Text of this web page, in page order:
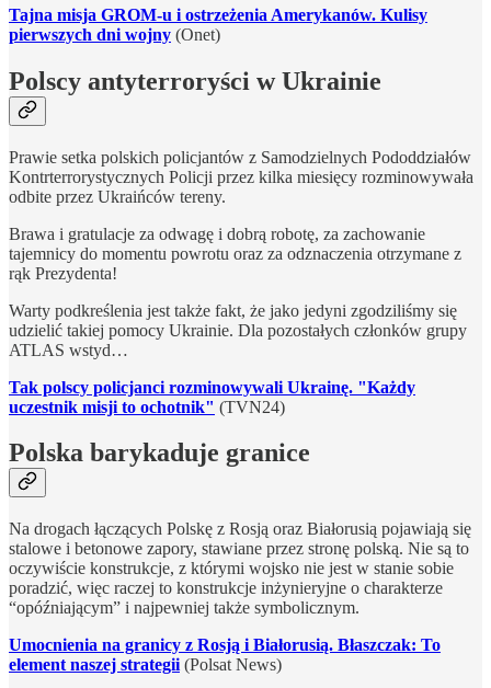
Tajna misja GROM-u i ostrzeżenia Amerykanów. Kulisy
pierwszych dni wojny (Onet)
Polscy antyterroryści w Ukrainie
Prawie setka polskich policjantów z Samodzielnych Pododdziałów
Kontrterrorystycznych Policji przez kilka miesięcy rozminowywała
odbite przez Ukraińców tereny.
Brawa i gratulacje za odwagę i dobrą robotę, za zachowanie
tajemnicy do momentu powrotu oraz za odznaczenia otrzymane z
rąk Prezydenta!
Warty podkreślenia jest także fakt, że jako jedyni zgodziliśmy się
udzielić takiej pomocy Ukrainie. Dla pozostałych członków grupy
ATLAS wstyd…
Tak polscy policjanci rozminowywali Ukrainę. "Każdy
uczestnik misji to ochotnik" (TVN24)
Polska barykaduje granice
Na drogach łączących Polskę z Rosją oraz Białorusią pojawiają się
stalowe i betonowe zapory, stawiane przez stronę polską. Nie są to
oczywiście konstrukcje, z którymi wojsko nie jest w stanie sobie
poradzić, więc raczej to konstrukcje inżynieryjne o charakterze
“opóźniającym” i najpewniej także symbolicznym.
Umocnienia na granicy z Rosją i Białorusią. Błaszczak: To
element naszej strategii (Polsat News)